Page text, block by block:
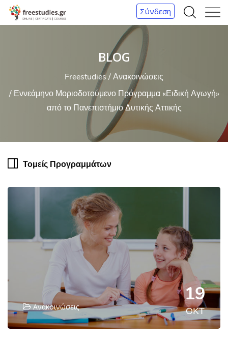
Μ
Α
Σύνδεση
BLOG
Freestudies Ανακοινώσεις
Εννεάμηνο Μοριοδοτούμενο Πρόγραμμα «Ειδική Αγωγή»
από το Πανεπιστήμιο Δυτικής Αττικής
Τομείς Προγραμμάτων
Ανακοινώσεις
19
ΟΚΤ